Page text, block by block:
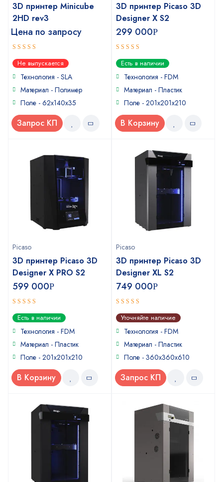
3D принтер Minicube
2HD rev3
Цена по запросу
5out of 5
Не выпускается
Технология - SLA
Материал - Полимер
Поле - 62x140x35
Запрос КП
3D принтер Picaso 3D
Designer X S2
299 000Р
4out of
5Есть в наличии
Технология - FDM
Материал - Пластик
Поле - 201х201х210
В Корзину
Picaso
3D принтер Picaso 3D
Designer X PRO S2
599 000Р
5out of 5
Есть в наличии
Технология - FDM
Материал - Пластик
Поле - 201х201х210
В Корзину
Picaso
3D принтер Picaso 3D
Designer XL S2
749 000Р
5out of 5
Уточняйте наличие
Технология - FDM
Материал - Пластик
Поле - 360х360х610
Запрос КП